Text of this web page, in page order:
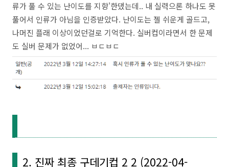
류가 풀 수 있는 난이도를 지향'한댔는데.. 내 실력으론 하나도 못
풀어서 인류가 아님을 인증받았다. 난이도는 젤 쉬운게 골드고,
나머진 플래 이상이었던걸로 기억한다. 실버컵이라면서 한 문제
도 실버 문제가 없었어... ㅂㄷㅂㄷ
2. 진짜 최종 구데기컵 2 2 (2022-04-